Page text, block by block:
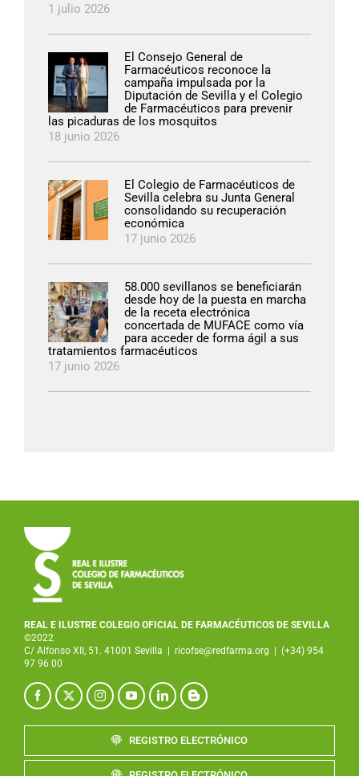
1 julio 2026
El Consejo General de
Farmacéuticos reconoce la
campaña impulsada por la
Diputación de Sevilla y el Colegio
de Farmacéuticos para prevenir
las picaduras de los mosquitos
18 junio 2026
El Colegio de Farmacéuticos de
Sevilla celebra su Junta General
consolidando su recuperación
económica
17 junio 2026
58.000 sevillanos se beneficiarán
desde hoy de la puesta en marcha
de la receta electrónica
concertada de MUFACE como vía
para acceder de forma ágil a sus
tratamientos farmacéuticos
17 junio 2026
REAL E ILUSTRE COLEGIO OFICIAL DE FARMACÉUTICOS DE SEVILLA
©2022
C/ Alfonso XII, 51. 41001 Sevilla
ricofse@redfarma.org
(+34) 954
97 96 00
REGISTRO ELECTRÓNICO